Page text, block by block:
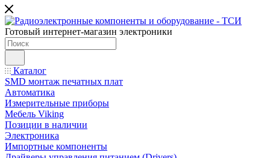
Готовый интернет-магазин электроники
Каталог
SMD монтаж печатных плат
Автоматика
Измерительные приборы
Мебель Viking
Позиции в наличии
Электроника
Импортные компоненты